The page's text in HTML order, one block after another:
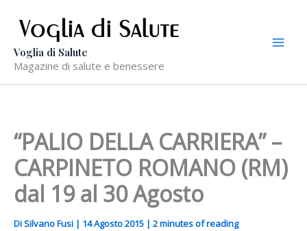
contenuto
Voglia di Salute
Magazine di salute e benessere
“PALIO DELLA CARRIERA” –
CARPINETO ROMANO (RM)
dal 19 al 30 Agosto
DiSilvano Fusi | 14 Agosto 2015 | 2 minutes of reading